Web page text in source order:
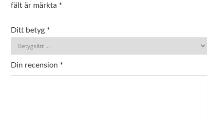
fält är märkta *
Ditt betyg *
Din recension *